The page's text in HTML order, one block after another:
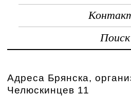
Поиск
Адреса Брянска,
Челюскинцев 11